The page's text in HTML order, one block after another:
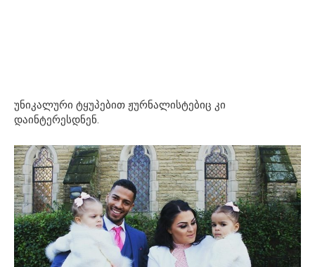
უნიკალური ტყუპებით ჟურნალისტებიც კი
დაინტერესდნენ.